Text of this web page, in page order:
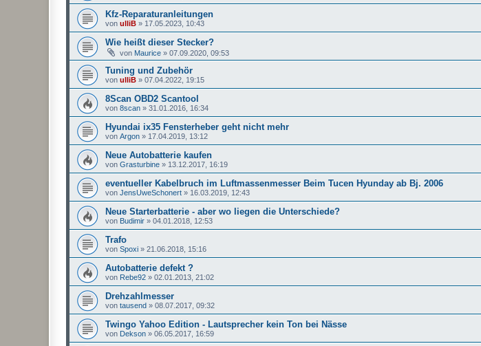
Kfz-Reparaturanleitungen
von ulliB » 17.05.2023, 10:43
Wie heißt dieser Stecker?
von Maurice » 07.09.2020, 09:53
Tuning und Zubehör
von ulliB » 07.04.2022, 19:15
8Scan OBD2 Scantool
von 8scan » 31.01.2016, 16:34
Hyundai ix35 Fensterheber geht nicht mehr
von Argon » 17.04.2019, 13:12
Neue Autobatterie kaufen
von Grasturbine » 13.12.2017, 16:19
eventueller Kabelbruch im Luftmassenmesser Beim Tucen Hyunday ab Bj. 2006
von JensUweSchonert » 16.03.2019, 12:43
Neue Starterbatterie - aber wo liegen die Unterschiede?
von Budimir » 04.01.2018, 12:53
Trafo
von Spoxi » 21.06.2018, 15:16
Autobatterie defekt ?
von Rebe92 » 02.01.2013, 21:02
Drehzahlmesser
von tausend » 08.07.2017, 09:32
Twingo Yahoo Edition - Lautsprecher kein Ton bei Nässe
von Dekson » 06.05.2017, 16:59